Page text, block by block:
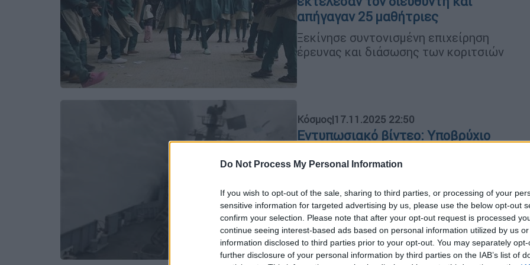
Do Not Process My Personal Information
If you wish to opt-out of the sale, sharing to third parties, or processing of your
sensitive information for targeted advertising by us, please use the below opt-out
confirm your selection. Please note that after your opt-out request is processed
continue seeing interest-based ads based on personal information utilized by us
information disclosed to third parties prior to your opt-out. You may separately
further disclosure of your personal information by third parties on the IAB’s list of
απήγαγαν 25 μαθήτριες
Ξεκίνησε συντονισμένη επιχείρηση
έρευνας και διάσωσης των κοριτσιών
Κόσμος|17.11.2025 22:50
Εντυπωσιακό βίντεο: Υποβρύχιο
βόρεια νορβηγικά ύδατα
Η άσκηση είχε στόχο την αξιολόγηση
της αποτελεσματικότητας και της
ακρίβειας των ναυτικών όπλων σε
συνθήκες μάχης